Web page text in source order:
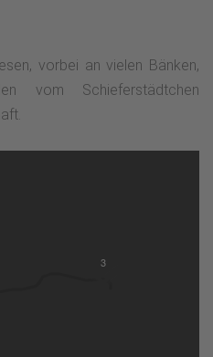
vorbei an vielen Bänken,
vom Schieferstädtchen
3